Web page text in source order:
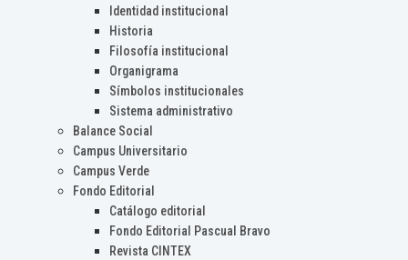
Identidad institucional
Historia
Filosofía institucional
Organigrama
Símbolos institucionales
Sistema administrativo
Balance Social
Campus Universitario
Campus Verde
Fondo Editorial
Catálogo editorial
Fondo Editorial Pascual Bravo
Revista CINTEX